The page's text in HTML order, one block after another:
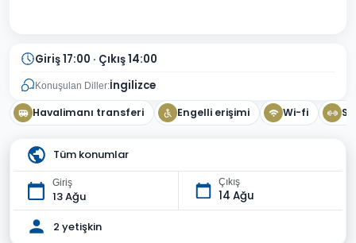
Giriş 17:00 · Çıkış 14:00
Konuşulan Diller:İngilizce
Havalimanı transferi Engelli erişimi Wi-fi
Tüm konumlar
Giriş
13 Ağu
Çıkış
14 Ağu
2 yetişkin